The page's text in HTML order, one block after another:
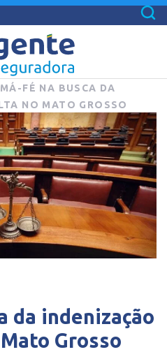
MÁ-FÉ NA BUSCA DA
NO MATO GROSSO
da indenização
Grosso